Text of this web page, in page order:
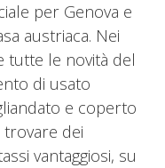
per Genova e
austriaca. Nei
tutte le novità del
di usato
e coperto
trovare dei
vantaggiosi, su